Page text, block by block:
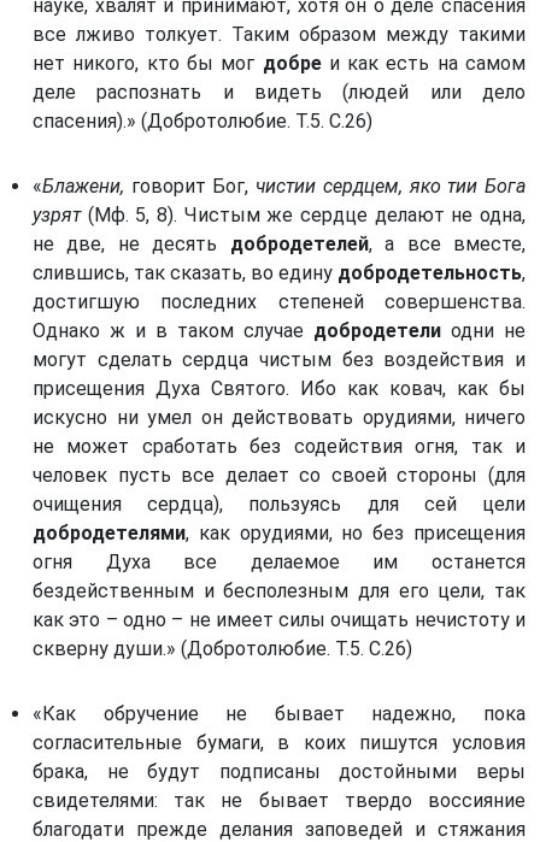
науке, хвалят и принимают, хотя он о деле спасения
все лживо толкует. Таким образом между такими
нет никого, кто бы мог добреи как есть на самом
деле распознать и видеть (людей или дело
спасения).» (Добротолюбие. Т.5. С.26)
«Блажени, говорит Бог, чистии сердцем, яко тии Бога
узрят(Мф. 5, 8). Чистым же сердце делают не одна,
не две, не десять добродетелей, а все вместе,
слившись, так сказать, во едину добродетельность,
достигшую последних степеней совершенства.
Однако ж и в таком случае добродетели одни не
могут сделать сердца чистым без воздействия и
присещения Духа Святого. Ибо как ковач, как бы
искусно ни умел он действовать орудиями, ничего
не может сработать без содействия огня, так и
человек пусть все делает со своей стороны (для
очищения сердца), пользуясь для сей цели
добродетелями, как орудиями, но без присещения
огня Духа все делаемое им останется
бездейственным и бесполезным для его цели, так
как это – одно – не имеет силы очищать нечистоту и
скверну души.» (Добротолюбие. Т.5. С.26)
«Как обручение не бывает надежно, пока
согласительные бумаги, в коих пишутся условия
брака, не будут подписаны достойными веры
свидетелями: так не бывает твердо воссияние
благодати прежде делания заповедей и стяжания